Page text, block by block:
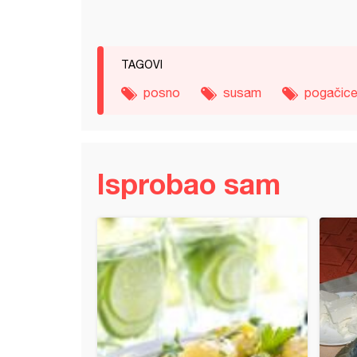
TAGOVI
posno susam pogačice
Isprobao sam